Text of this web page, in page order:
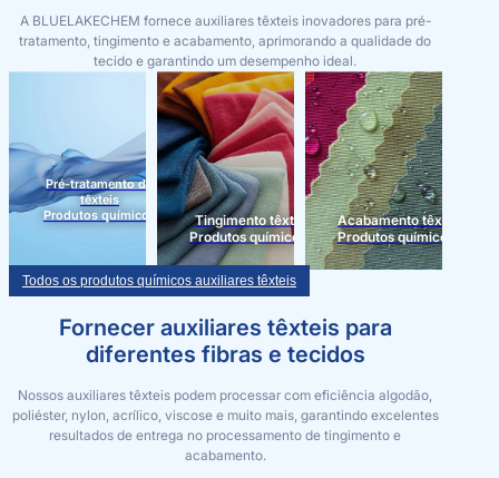
A BLUELAKECHEM fornece auxiliares têxteis inovadores para pré-
tratamento, tingimento e acabamento, aprimorando a qualidade do
tecido e garantindo um desempenho ideal.
Pré-tratamento de
têxteis
Produtos químicos
Tingimento têxtil
Produtos químicos
Acabamento têxtil
Produtos químicos
Todos os produtos químicos auxiliares têxteis
Fornecer auxiliares têxteis para
diferentes fibras e tecidos
Nossos auxiliares têxteis podem processar com eficiência algodão,
poliéster, nylon, acrílico, viscose e muito mais, garantindo excelentes
resultados de entrega no processamento de tingimento e
acabamento.